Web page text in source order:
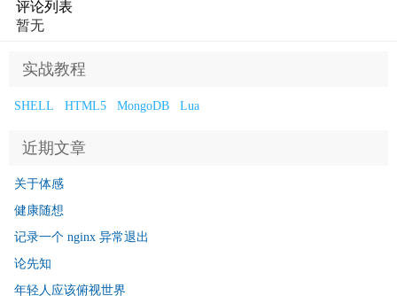
评论列表
暂无
实战教程
SHELL HTML5 MongoDB Lua
近期文章
关于体感
健康随想
记录一个 nginx 异常退出
论先知
年轻人应该俯视世界